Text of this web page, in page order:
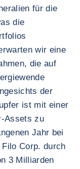
für die
die
wir eine
die auf
der
ist mit einer
Assets zu
Jahr bei
Corp. durch
3 Milliarden